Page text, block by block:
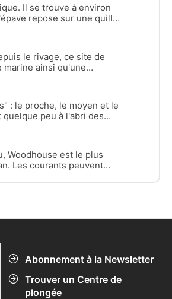
Il se trouve à environ
repose sur une quille
le rivage, ce site de
ainsi qu'une
le courant au coin de la
le fond sous vous à
: le proche, le moyen et le
peu à l'abri des
jardins une vie riche.
Woodhouse est le plus
Les courants peuvent
Abonnement à la Newsletter
Trouver un Centre de
plongée